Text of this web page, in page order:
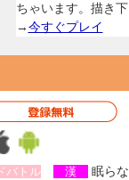
ちゃいます。描き
→今すぐプレイ
バトル 漢
眠らな